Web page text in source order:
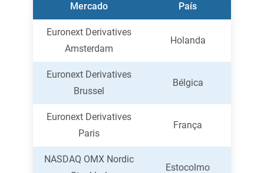
Mercado País
Euronext Derivatives
Amsterdam
Holanda
Euronext Derivatives
Brussel
Bélgica
Euronext Derivatives
Paris
França
NASDAQ OMX Nordic
Estocolmo